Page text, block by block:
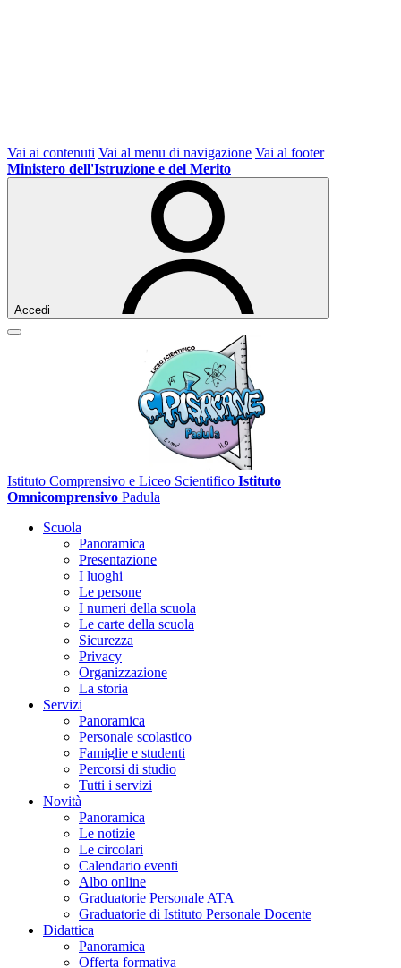
Vai ai contenuti Vai al menu di navigazione Vai al footer
Ministero dell'Istruzione e del Merito
Accedi
Istituto Comprensivo e Liceo Scientifico Istituto
Omnicomprensivo Padula
Scuola
Panoramica
Presentazione
I luoghi
Le persone
I numeri della scuola
Le carte della scuola
Sicurezza
Privacy
Organizzazione
La storia
Servizi
Panoramica
Personale scolastico
Famiglie e studenti
Percorsi di studio
Tutti i servizi
Novità
Panoramica
Le notizie
Le circolari
Calendario eventi
Albo online
Graduatorie Personale ATA
Graduatorie di Istituto Personale Docente
Didattica
Panoramica
Offerta formativa